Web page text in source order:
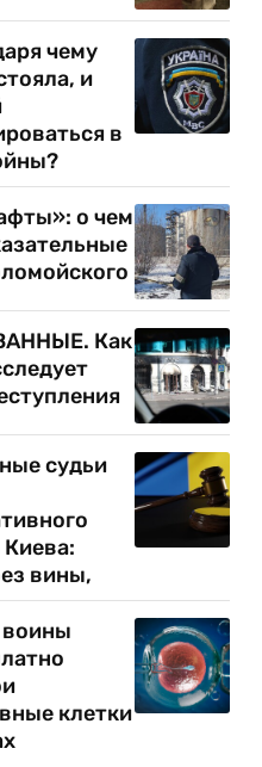
чему
и
в
о чем
Как
судьи
Киева:
вины,
воины
клетки